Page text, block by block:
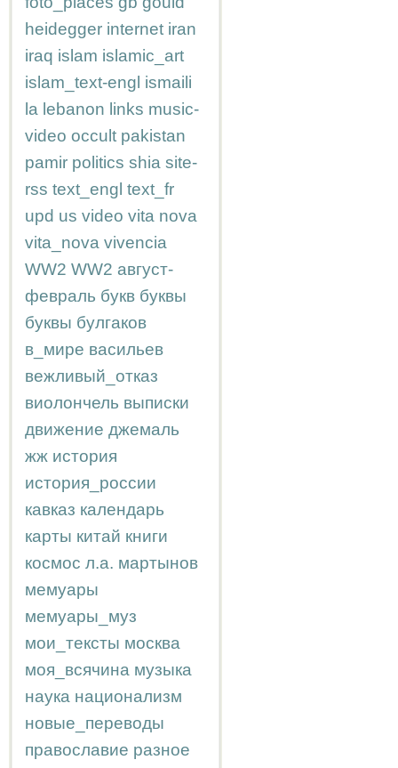
heidegger internet iran
iraq islam islamic_art
islam_text-engl ismaili
la lebanon links music-
video occult pakistan
pamir politics shia site-
rss text_engl text_fr
upd us video vita nova
vita_nova vivencia
WW2 WW2 август-
февраль букв буквы
буквы булгаков
в_мире васильев
вежливый_отказ
виолончель выписки
движение джемаль
жж история
история_россии
кавказ календарь
карты китай книги
космос л.а. мартынов
мемуары
мемуары_муз
мои_тексты москва
моя_всячина музыка
наука национализм
новые_переводы
православие разное